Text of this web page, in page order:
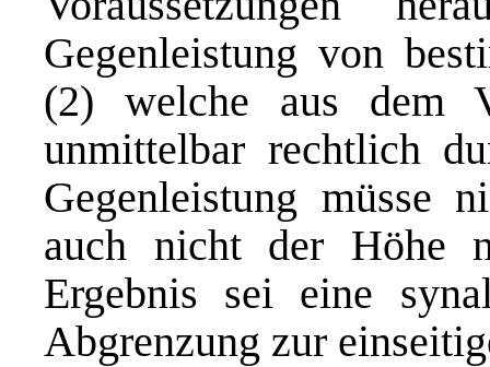
Gegenleistung von
(2) welche aus dem
unmittelbar rechtlich
Gegenleistung müsse
auch nicht der Höhe
Ergebnis sei eine
Abgrenzung zur